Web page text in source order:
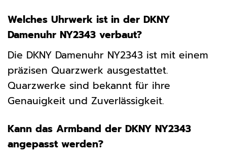
Welches Uhrwerk ist in der DKNY
Damenuhr NY2343 verbaut?
Die DKNY Damenuhr NY2343 ist mit einem
präzisen Quarzwerk ausgestattet.
Quarzwerke sind bekannt für ihre
Genauigkeit und Zuverlässigkeit.
Kann das Armband der DKNY NY2343
angepasst werden?